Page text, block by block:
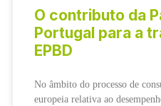
O contributo da
Portugal para a
EPBD
No âmbito do processo de
europeia relativa ao